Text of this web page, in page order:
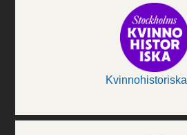
Kvinnohistoriska